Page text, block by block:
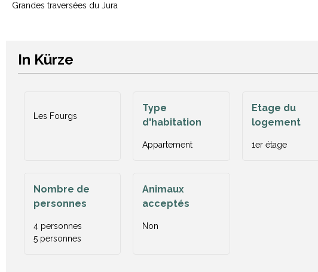
Grandes traversées du Jura
In Kürze
Les Fourgs
Type
d'habitation
Appartement
Etage du
logement
1er étage
Nombre de
personnes
4 personnes
5 personnes
Animaux
acceptés
Non